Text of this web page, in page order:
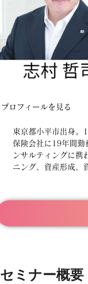
プロフィールを見る
東京都小平市出身。
保険会社に19年間勤
ンサルティングに
ニング、資産形成、
​セミナー概要